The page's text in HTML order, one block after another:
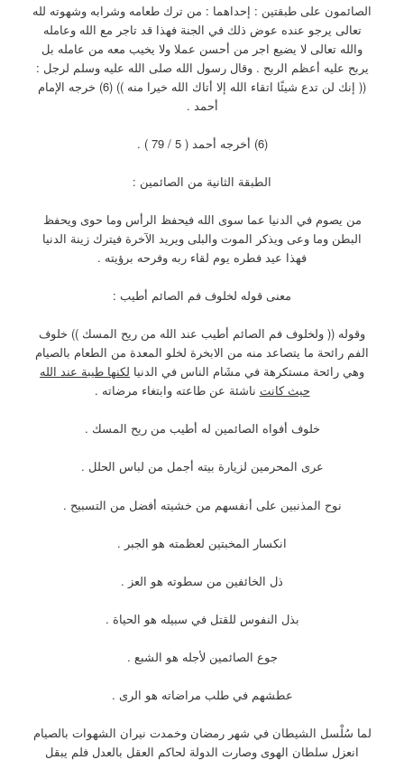
الصائمون على طبقتين : إحداهما : من ترك طعامه وشرابه وشهوته لله
تعالى يرجو عنده عوض ذلك في الجنة فهذا قد تاجر مع الله وعامله
والله تعالى لا يضيع اجر من أحسن عملا ولا يخيب معه من عامله بل
يربح عليه أعظم الربح . وقال رسول الله صلى الله عليه وسلم لرجل :
(( إنك لن تدع شيئًا اتقاء الله إلا أتاك الله خيرا منه )) (6) خرجه الإمام
أحمد .
(6) أخرجه أحمد ( 5 / 79 ) .
الطبقة الثانية من الصائمين :
من يصوم في الدنيا عما سوى الله فيحفظ الرأس وما حوى ويحفظ
البطن وما وعى ويذكر الموت والبلى ويريد الآخرة فيترك زينة الدنيا
فهذا عيد فطره يوم لقاء ربه وفرحه برؤيته .
معنى قوله لخلوف فم الصائم أطيب :
وقوله (( ولخلوف فم الصائم أطيب عند الله من ريح المسك )) خلوف
الفم رائحة ما يتصاعد منه من الابخرة لخلو المعدة من الطعام بالصيام
وهي رائحة مستكرهة في مشَام الناس في الدنيا لكنها طيبة عند الله
حيث كانت ناشئة عن طاعته وابتغاء مرضاته .
خلوف أفواه الصائمين له أطيب من ريح المسك .
عرى المحرمين لزيارة بيته أجمل من لباس الحلل .
نوح المذنبين على أنفسهم من خشيته أفضل من التسبيح .
انكسار المخبتين لعظمته هو الجبر .
ذل الخائفين من سطوته هو العز .
بذل النفوس للقتل في سبيله هو الحياة .
جوع الصائمين لأجله هو الشبع .
عطشهم في طلب مراضاته هو الرى .
لما سُلْسل الشيطان في شهر رمضان وخمدت نيران الشهوات بالصيام
انعزل سلطان الهوى وصارت الدولة لحاكم العقل بالعدل فلم يبقل